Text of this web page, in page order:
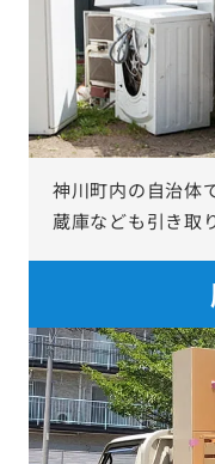
神川町内の自治体
蔵庫なども引き取